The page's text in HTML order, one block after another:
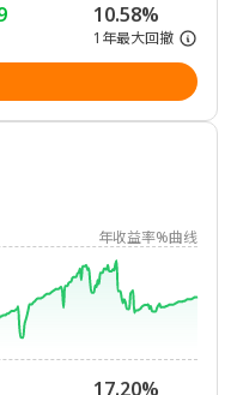
10.58%
1年最大回撤
年收益率%曲线
17.20%